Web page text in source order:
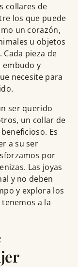
collares de
los que puede
un corazón,
u objetos
pieza de
embudo y
necesite para
ser querido
un collar de
Es
a su ser
por
Las joyas
y no deben
y explora los
a la